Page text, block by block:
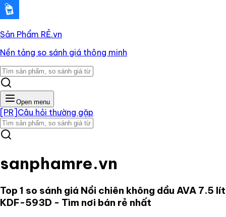
Sản Phẩm RẺ.vn
Nền tảng so sánh giá thông minh
Open menu
[PR] Câu hỏi thường gặp
sanphamre.vn
Top 1 so sánh giá Nồi chiên không dầu AVA 7.5 lít
KDF-593D - Tìm nơi bán rẻ nhất